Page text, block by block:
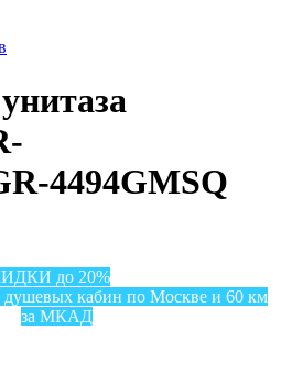
4494GMSQ
до 20%
душевых кабин по Москве и 60 км
за МКАД